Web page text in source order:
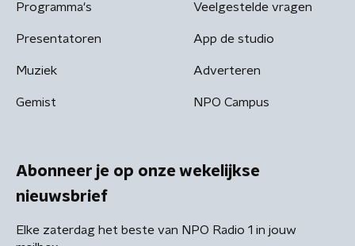
Programma's
Presentatoren
Muziek
Gemist
Veelgestelde vragen
App de studio
Adverteren
NPO Campus
Abonneer je op onze wekelijkse
nieuwsbrief
Elke zaterdag het beste van NPO Radio 1 in jouw